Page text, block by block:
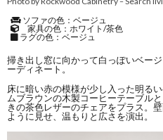
ソファの色：ベージュ
家具の色：ホワイト/茶色
ラグの色：ベージュ
掃き出し窓に向かって白っぽいベー
ーディネート。
床に暗い赤の模様が少し入った明る
ムブラウンの木製コーヒーテーブル
きの茶色レザーのチェアをプラス。
ように見せ、温もりと広さを演出。